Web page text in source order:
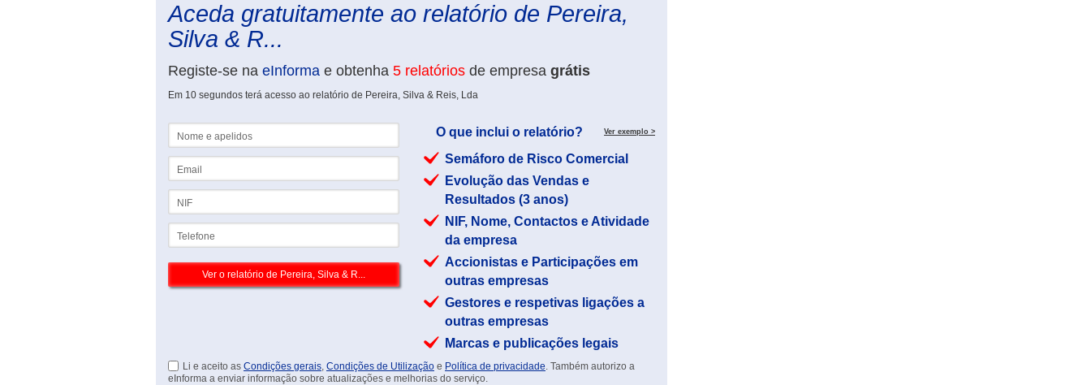
Aceda gratuitamente ao relatório de Pereira,
Silva & R...
Registe-se na eInforma e obtenha 5 relatórios de empresa grátis
Em 10 segundos terá acesso ao relatório de Pereira, Silva & Reis, Lda
O que inclui o relatório? Ver exemplo >
Semáforo de Risco Comercial
Evolução das Vendas e
Resultados (3 anos)
NIF, Nome, Contactos e Atividade
da empresa
Accionistas e Participações em
outras empresas
Gestores e respetivas ligações a
outras empresas
Marcas e publicações legais
Li e aceito as Condições gerais, Condições de Utilização e Política de privacidade. Também autorizo a
eInforma a enviar informação sobre atualizações e melhorias do serviço.